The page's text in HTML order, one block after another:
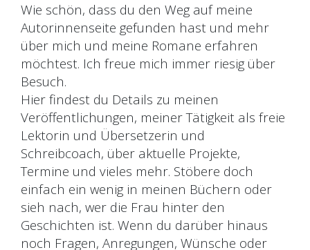
Wie schön, dass du den Weg auf meine
Autorinnenseite gefunden hast und mehr
über mich und meine Romane erfahren
möchtest. Ich freue mich immer riesig über
Besuch.
Hier findest du Details zu meinen
Veröffentlichungen, meiner Tätigkeit als freie
Lektorin und Übersetzerin und
Schreibcoach, über aktuelle Projekte,
Termine und vieles mehr. Stöbere doch
einfach ein wenig in meinen Büchern oder
sieh nach, wer die Frau hinter den
Geschichten ist. Wenn du darüber hinaus
noch Fragen, Anregungen, Wünsche oder